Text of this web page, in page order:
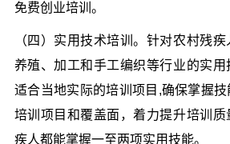
免费创业培训。
（四）实用技术培训。针对农村残疾
养殖、加工和手工编织等行业的实
适合当地实际的培训项目,确保掌握
培训项目和覆盖面，着力提升培训
疾人都能掌握一至两项实用技能。